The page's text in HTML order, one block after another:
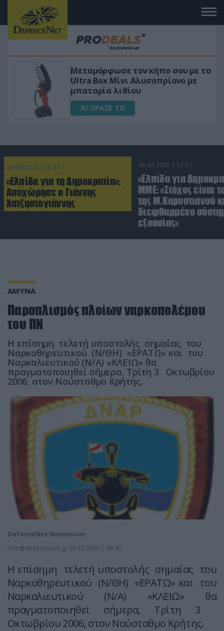
Μεταμόρφωσε τον κήπο σου με το
Ultra Box Μίνι Αλυσοπρίονο με
μπαταρία λιθίου
ΑΓΟΡΑΣΕ ΤΟ
06.08.2026 | 16:02
«Ελπίδα για τη Δημοκρατία»:
Αποχώρησε ο Γιάννης
Χατζηστογιάννης
06.08.2026 | 16:02
«Ελπίδα για
ΜΜΕ: «Στόχος είναι
της Μ.Καρυστιανού
διεφθαρμένο
εξουσίας»
ΑΜΥΝΑ
Παροπλισμός πλοίων ναρκοπολέμου
του ΠΝ
Η επίσημη τελετή υποστολής σημαίας του
Ναρκοθηρευτικού (Ν/ΘΗ) «ΕΡΑΤΩ» και του
Ναρκαλιευτικού (Ν/Α) «ΚΛΕΙΩ» θα
πραγματοποιηθεί σήμερα, Τρίτη 3 Οκτωβρίου
2006, στον Ναύσταθμο Κρήτης.
DefenceNet Newsroom
info@defencenet.gr 03.10.2006 | 04:38
Η επίσημη τελετή υποστολής σημαίας του
Ναρκοθηρευτικού (Ν/ΘΗ) «ΕΡΑΤΩ» και του
Ναρκαλιευτικού (Ν/Α) «ΚΛΕΙΩ» θα
πραγματοποιηθεί σήμερα, Τρίτη 3
Οκτωβρίου 2006, στον Ναύσταθμο Κρήτης.